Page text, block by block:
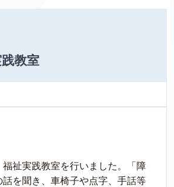
教室
福祉実践教室を行いました。「障
話を聞き、車椅子や点字、手話等